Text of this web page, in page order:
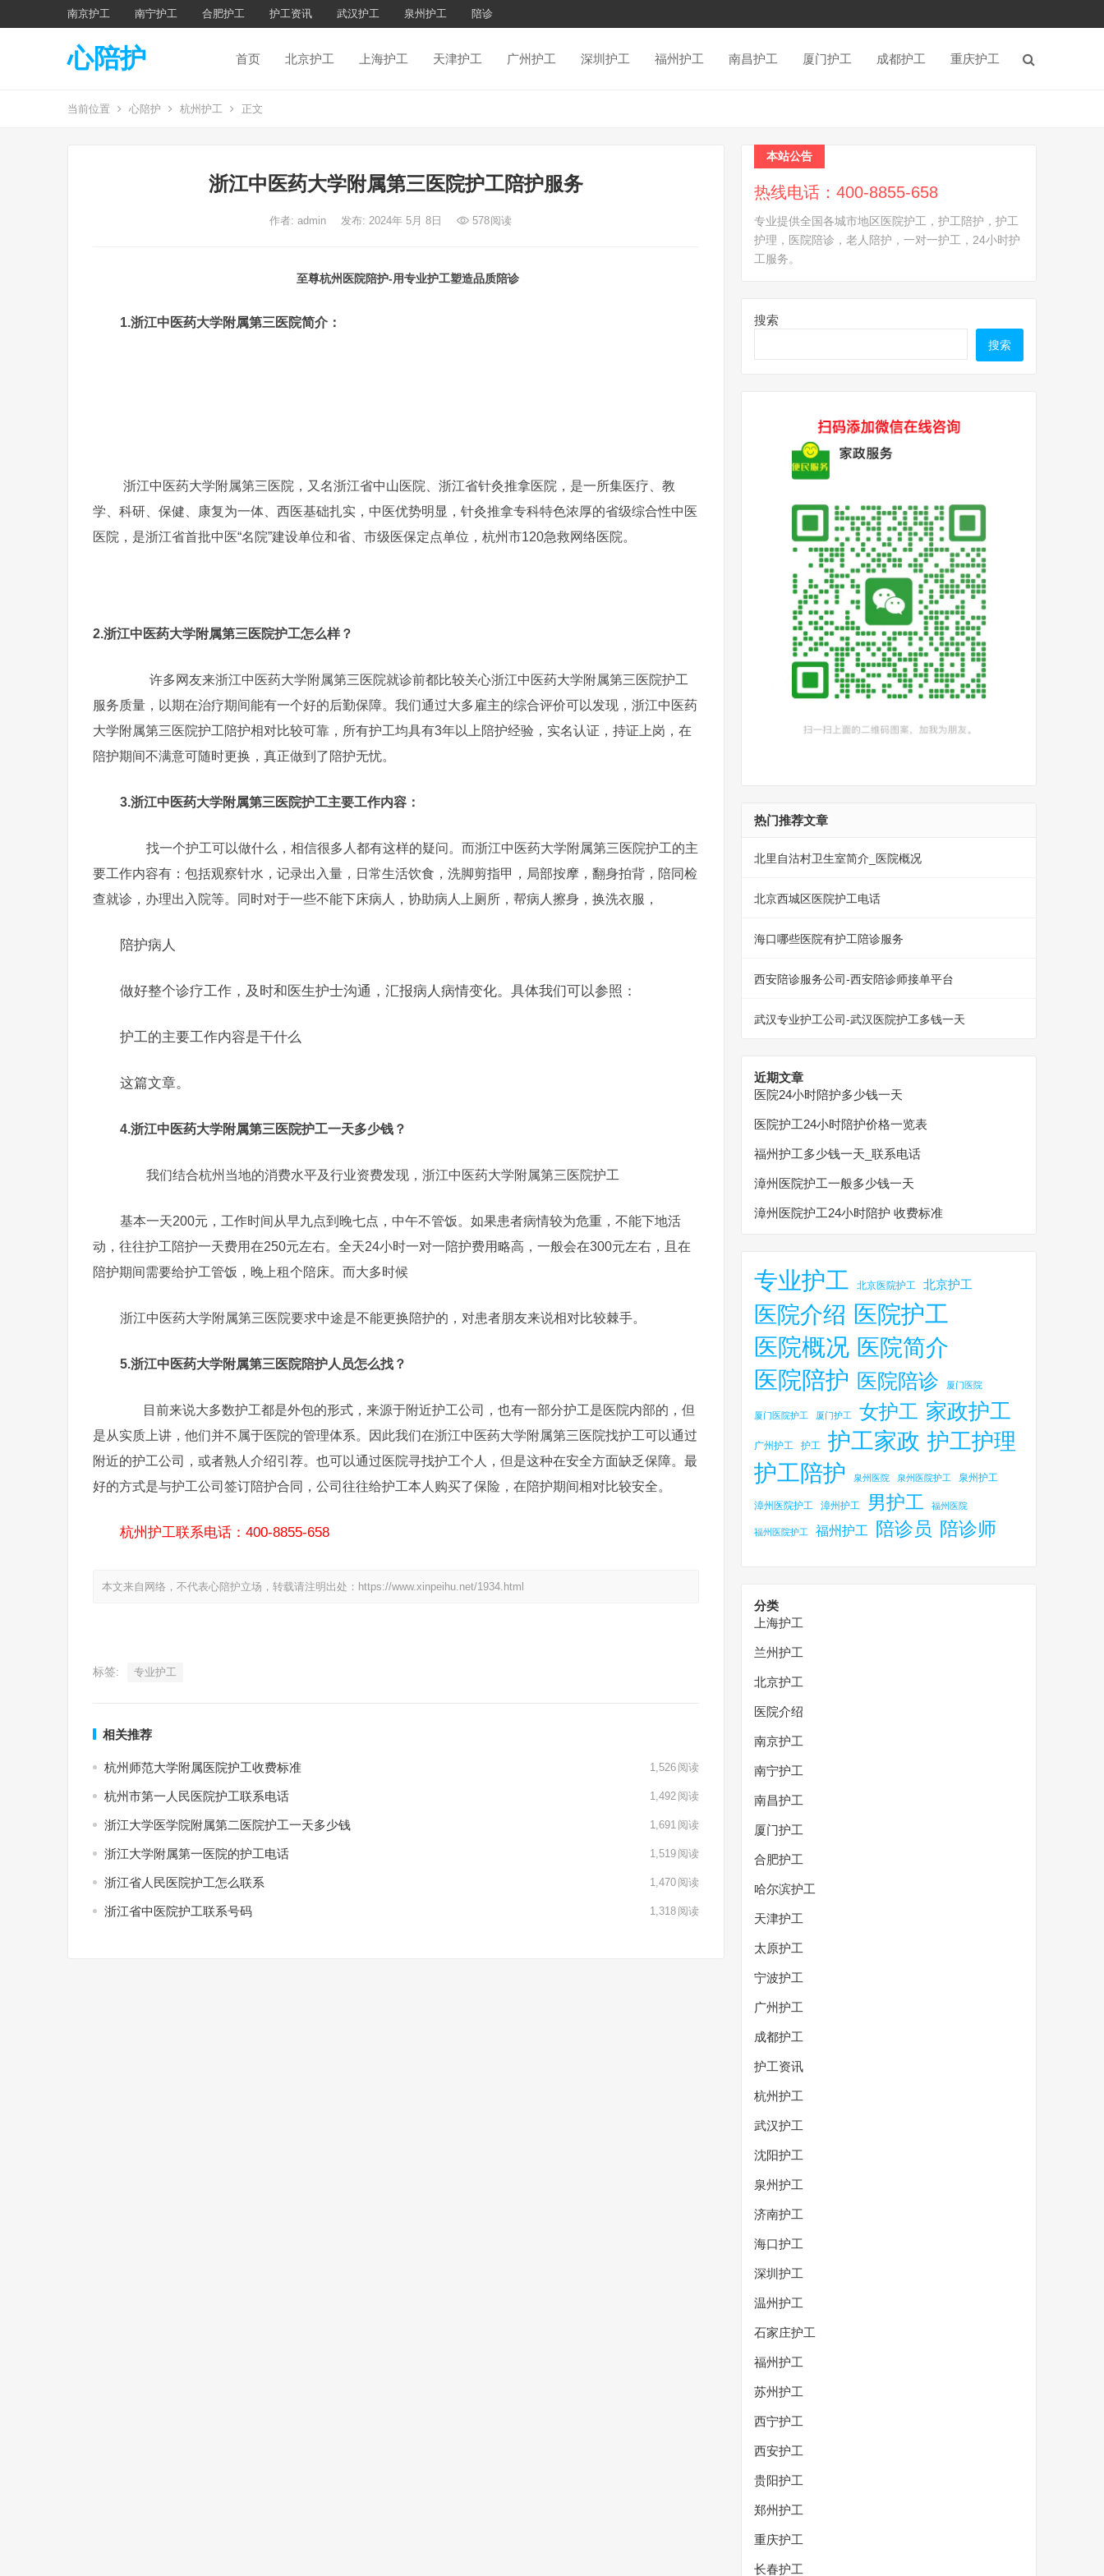
南京护工 南宁护工 合肥护工 护工资讯 武汉护工 泉州护工 陪诊
心陪护 首页 北京护工 上海护工 天津护工 广州护工 深圳护工 福州护工 南昌护工 厦门护工 成都护工 重庆护工
当前位置 心陪护 杭州护工 正文
浙江中医药大学附属第三医院护工陪护服务
作者: admin 发布: 2024年 5月 8日 578阅读
至尊杭州医院陪护-用专业护工塑造品质陪诊
1.浙江中医药大学附属第三医院简介：
浙江中医药大学附属第三医院，又名浙江省中山医院、浙江省针灸推拿医院，是一所集医疗、教
学、科研、保健、康复为一体、西医基础扎实，中医优势明显，针灸推拿专科特色浓厚的省级综合性中医
医院，是浙江省首批中医“名院”建设单位和省、市级医保定点单位，杭州市120急救网络医院。
2.浙江中医药大学附属第三医院护工怎么样？
许多网友来浙江中医药大学附属第三医院就诊前都比较关心浙江中医药大学附属第三医院护工
服务质量，以期在治疗期间能有一个好的后勤保障。我们通过大多雇主的综合评价可以发现，浙江中医药
大学附属第三医院护工陪护相对比较可靠，所有护工均具有3年以上陪护经验，实名认证，持证上岗，在
陪护期间不满意可随时更换，真正做到了陪护无忧。
3.浙江中医药大学附属第三医院护工主要工作内容：
找一个护工可以做什么，相信很多人都有这样的疑问。而浙江中医药大学附属第三医院护工的主
要工作内容有：包括观察针水，记录出入量，日常生活饮食，洗脚剪指甲，局部按摩，翻身拍背，陪同检
查就诊，办理出入院等。同时对于一些不能下床病人，协助病人上厕所，帮病人擦身，换洗衣服，
陪护病人
做好整个诊疗工作，及时和医生护士沟通，汇报病人病情变化。具体我们可以参照：
护工的主要工作内容是干什么
这篇文章。
4.浙江中医药大学附属第三医院护工一天多少钱？
我们结合杭州当地的消费水平及行业资费发现，浙江中医药大学附属第三医院护工
基本一天200元，工作时间从早九点到晚七点，中午不管饭。如果患者病情较为危重，不能下地活
动，往往护工陪护一天费用在250元左右。全天24小时一对一陪护费用略高，一般会在300元左右，且在
陪护期间需要给护工管饭，晚上租个陪床。而大多时候
浙江中医药大学附属第三医院要求中途是不能更换陪护的，对患者朋友来说相对比较棘手。
5.浙江中医药大学附属第三医院陪护人员怎么找？
目前来说大多数护工都是外包的形式，来源于附近护工公司，也有一部分护工是医院内部的，但
是从实质上讲，他们并不属于医院的管理体系。因此我们在浙江中医药大学附属第三医院找护工可以通过
附近的护工公司，或者熟人介绍引荐。也可以通过医院寻找护工个人，但是这种在安全方面缺乏保障。最
好的方式是与护工公司签订陪护合同，公司往往给护工本人购买了保险，在陪护期间相对比较安全。
杭州护工联系电话：400-8855-658
本文来自网络，不代表心陪护立场，转载请注明出处：https://www.xinpeihu.net/1934.html
标签: 专业护工
相关推荐
杭州师范大学附属医院护工收费标准 1,526 阅读
杭州市第一人民医院护工联系电话 1,492 阅读
浙江大学医学院附属第二医院护工一天多少钱 1,691 阅读
浙江大学附属第一医院的护工电话 1,519 阅读
浙江省人民医院护工怎么联系 1,470 阅读
浙江省中医院护工联系号码 1,318 阅读
本站公告
热线电话：400-8855-658
专业提供全国各城市地区医院护工，护工陪护，护工
护理，医院陪诊，老人陪护，一对一护工，24小时护
工服务。
搜索
搜索
热门推荐文章
北里自沽村卫生室简介_医院概况
北京西城区医院护工电话
海口哪些医院有护工陪诊服务
西安陪诊服务公司-西安陪诊师接单平台
武汉专业护工公司-武汉医院护工多钱一天
近期文章
医院24小时陪护多少钱一天
医院护工24小时陪护价格一览表
福州护工多少钱一天_联系电话
漳州医院护工一般多少钱一天
漳州医院护工24小时陪护 收费标准
专业护工 北京医院护工 北京护工
医院介绍 医院护工
医院概况 医院简介
医院陪护 医院陪诊 厦门医院
厦门医院护工 厦门护工 女护工 家政护工
广州护工 护工 护工家政 护工护理
护工陪护
泉州医院 泉州医院护工 泉州护工
漳州医院护工 漳州护工 男护工 福州医院
福州医院护工 福州护工 陪诊员 陪诊师
分类
上海护工
兰州护工
北京护工
医院介绍
南京护工
南宁护工
南昌护工
厦门护工
合肥护工
哈尔滨护工
天津护工
太原护工
宁波护工
广州护工
成都护工
护工资讯
杭州护工
武汉护工
沈阳护工
泉州护工
济南护工
海口护工
深圳护工
温州护工
石家庄护工
福州护工
苏州护工
西宁护工
西安护工
贵阳护工
郑州护工
重庆护工
长春护工